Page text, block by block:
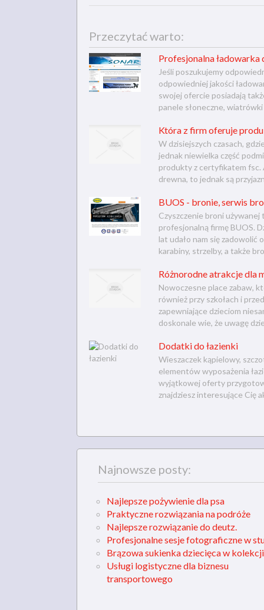
Przeczytać warto:
Profesjonalna
Jeśli poszukujemy
odpowiedniej jakości
swojej ofercie posiadają
panele słoneczne,
Która z firm oferuje
W dzisiejszych czasach,
jednak niewielka część
produkty z certyfikatem fsc.
drewna, to jednak są
BUOS - bronie, serwis
Czyszczenie broni
profesjonalną firmę BUOS.
lat udało nam się
karabiny, strzelby, a także
Różnorodne atrakcje dla
Nowoczesne place zabaw,
również przy szkołach i
zapewniające dzieciom
doskonale wie, że uwagę
Dodatki do łazienki
Wieszaczek kąpielowy,
elementów wyposażenia
wyjątkowej oferty
znajdziesz interesujące Cię
Najnowsze posty:
Najlepsze pożywienie dla psa
Praktyczne rozwiązania na podróże
Najlepsze rozwiązanie do deutz.
Profesjonalne sesje fotograficzne w
Brązowa sukienka dziecięca w
Usługi logistyczne dla biznesu
transportowego